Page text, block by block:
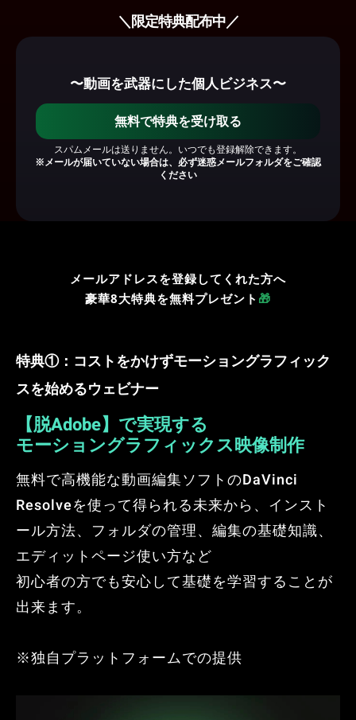
＼限定特典配布中／
〜動画を武器にした個人ビジネス〜
無料で特典を受け取る
スパムメールは送りません。いつでも登録解除できます。
※メールが届いていない場合は、必ず迷惑メールフォルダをご確認
ください
メールアドレスを登録してくれた方へ
豪華8大特典を無料プレゼント 🎁
特典①：コストをかけずモーショングラフィック
スを始めるウェビナー
【脱Adobe】で実現する
モーショングラフィックス映像制作
無料で高機能な動画編集ソフトのDaVinci
Resolveを使って得られる未来から、インスト
ール方法、フォルダの管理、編集の基礎知識、
エディットページ使い方など
初心者の方でも安心して基礎を学習することが
出来ます。
※独自プラットフォームでの提供